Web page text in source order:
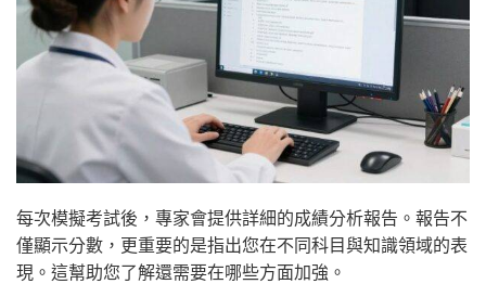
每次模擬考試後，專家會提供詳細的成績分析報告。報告不
僅顯示分數，更重要的是指出您在不同科目與知識領域的表
現。這幫助您了解還需要在哪些方面加強。